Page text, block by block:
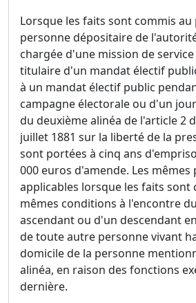
Lorsque les faits sont commis
personne dépositaire de
chargée d'une mission de
titulaire d'un mandat électif
à un mandat électif public
campagne électorale ou d'un
du deuxième alinéa de l'article 2
juillet 1881 sur la liberté de la
sont portées à cinq ans
000 euros d'amende. Les mêmes
applicables lorsque les faits sont
mêmes conditions à l'encontre
ascendant ou d'un descendant
de toute autre personne vivant
domicile de la personne
alinéa, en raison des fonctions
dernière.